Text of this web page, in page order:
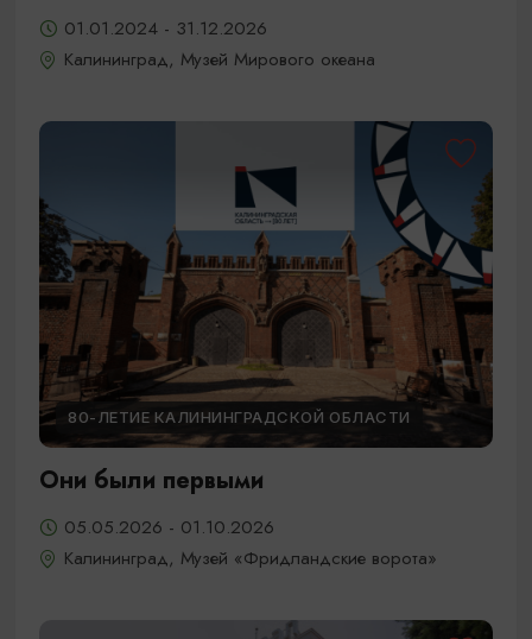
01.01.2024 - 31.12.2026
Калининград, Музей Мирового океана
80-ЛЕТИЕ КАЛИНИНГРАДСКОЙ ОБЛАСТИ
Они были первыми
05.05.2026 - 01.10.2026
Калининград, Музей «Фридландские ворота»